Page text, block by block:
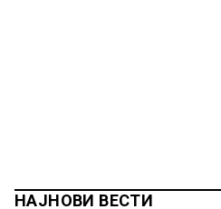
НАЈНОВИ ВЕСТИ